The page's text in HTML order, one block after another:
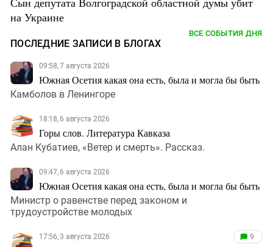
на Украине
ВСЕ СОБЫТИЯ ДНЯ
ПОСЛЕДНИЕ ЗАПИСИ В БЛОГАХ
09:58, 7 августа 2026
Южная Осетия какая она есть, была и могла бы быть
Камболов в Ленингоре
18:18, 6 августа 2026
Горы слов. Литература Кавказа
Алан Кубатиев, «Ветер и смерть». Рассказ.
09:47, 6 августа 2026
Южная Осетия какая она есть, была и могла бы быть
Министр о равенстве перед законом и
трудоустройстве молодых
17:56, 3 августа 2026 9